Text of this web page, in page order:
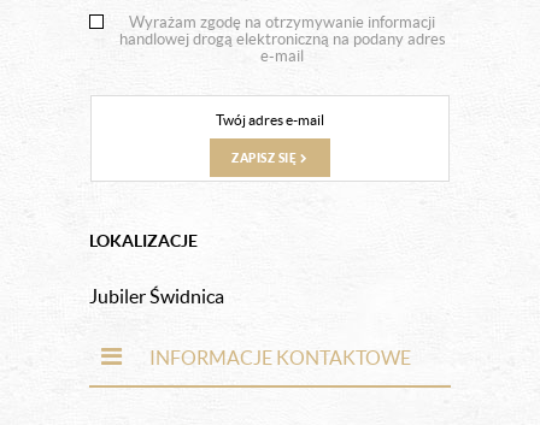
Wyrażam zgodę na otrzymywanie informacji
handlowej drogą elektroniczną na podany adres
e-mail
ZAPISZ SIĘ
LOKALIZACJE
Jubiler Świdnica
INFORMACJE KONTAKTOWE